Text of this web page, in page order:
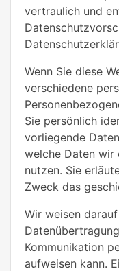
vertraulich und
Wenn Sie diese
verschiedene
Sie persönlich
vorliegende
welche Daten wir
nutzen. Sie
Zweck das
Wir weisen
Kommunikation
aufweisen kann.